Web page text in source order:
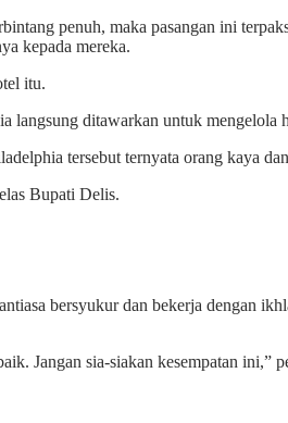
penuh, maka pasangan ini
kepada mereka.
itu.
ditawarkan untuk mengelola
tersebut ternyata orang kaya
Bupati Delis.
bersyukur dan bekerja dengan
Jangan sia-siakan kesempatan ini,”